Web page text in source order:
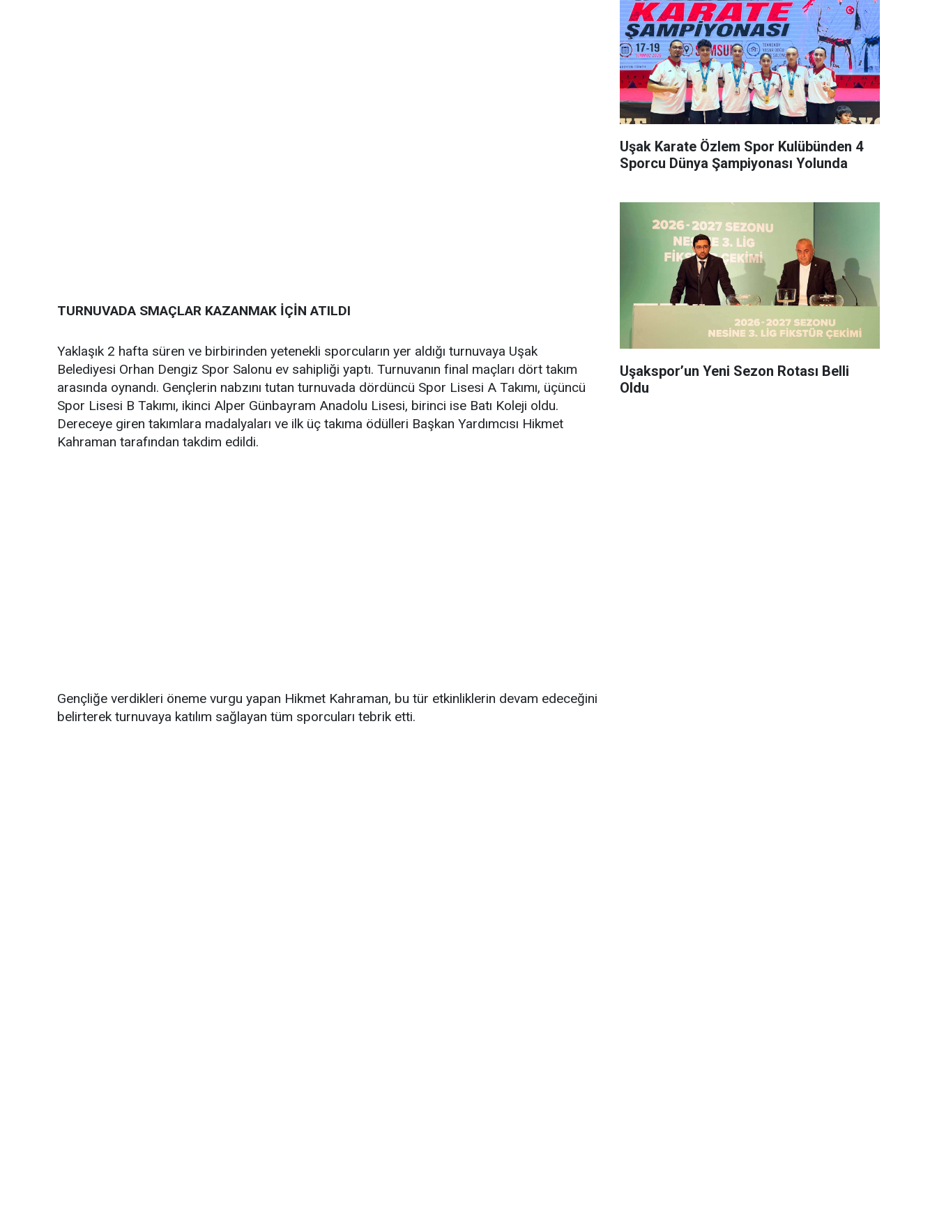
TURNUVADA SMAÇLAR KAZANMAK İÇİN ATILDI
Yaklaşık 2 hafta süren ve birbirinden yetenekli sporcuların yer aldığı turnuvaya Uşak
Belediyesi Orhan Dengiz Spor Salonu ev sahipliği yaptı. Turnuvanın final maçları dört takım
arasında oynandı. Gençlerin nabzını tutan turnuvada dördüncü Spor Lisesi A Takımı, üçüncü
Spor Lisesi B Takımı, ikinci Alper Günbayram Anadolu Lisesi, birinci ise Batı Koleji oldu.
Dereceye giren takımlara madalyaları ve ilk üç takıma ödülleri Başkan Yardımcısı Hikmet
Kahraman tarafından takdim edildi.
Gençliğe verdikleri öneme vurgu yapan Hikmet Kahraman, bu tür etkinliklerin devam edeceğini
belirterek turnuvaya katılım sağlayan tüm sporcuları tebrik etti.
Uşak Karate Özlem Spor Kulübünden 4
Sporcu Dünya Şampiyonası Yolunda
Uşakspor’un Yeni Sezon Rotası Belli
Oldu